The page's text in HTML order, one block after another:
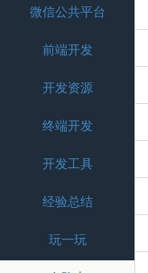
微信公共平台
前端开发
开发资源
终端开发
开发工具
经验总结
玩一玩